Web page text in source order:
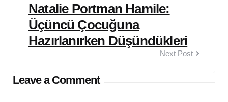
Natalie Portman Hamile:
Üçüncü Çocuğuna
Hazırlanırken Düşündükleri
Next Post
Leave a Comment